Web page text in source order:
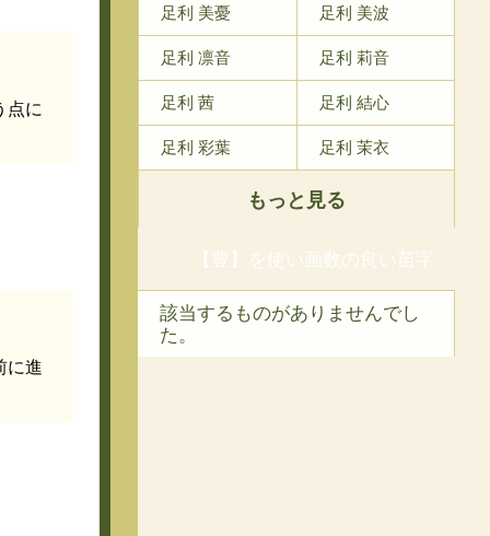
点に
に進
足利 美憂 足利 美波
足利 凛音 足利 莉音
足利 茜 足利 結心
足利 彩葉 足利 茉衣
もっと見る
【豊】を使い画数の良い苗字
該当するものがありませんでし
た。